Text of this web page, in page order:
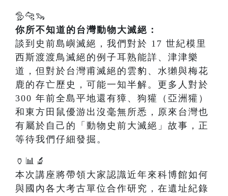
🦤🐆🦦
你所不知道的台灣動物大滅絕：
談到史前島嶼滅絕，我們對於 17 世紀模里
西斯渡渡鳥滅絕的例子耳熟能詳、津津樂
道，但對於台灣甫滅絕的雲豹、水獺與梅花
鹿的存亡歷史，可能一知半解。更多人對於
300 年前全島平地還有獐、狗獾（亞洲獾）
和東方田鼠優游出沒毫無所悉，原來台灣也
有屬於自己的「動物史前大滅絕」故事，正
等待我們仔細發掘。
🏺📊🔬
本次講座將帶領大家認識近年來科博館如何
與國內各大考古單位合作研究，在遺址紀錄